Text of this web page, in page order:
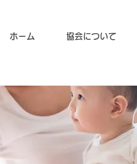
ホーム 協会について